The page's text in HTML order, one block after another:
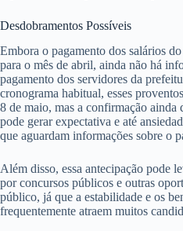
Desdobramentos Possíveis
Embora o pagamento dos salários
para o mês de abril, ainda não há
pagamento dos servidores da
cronograma habitual, esses
8 de maio, mas a confirmação ainda
pode gerar expectativa e até
que aguardam informações sobre o
Além disso, essa antecipação pode
por concursos públicos e outras
público, já que a estabilidade e os
frequentemente atraem muitos